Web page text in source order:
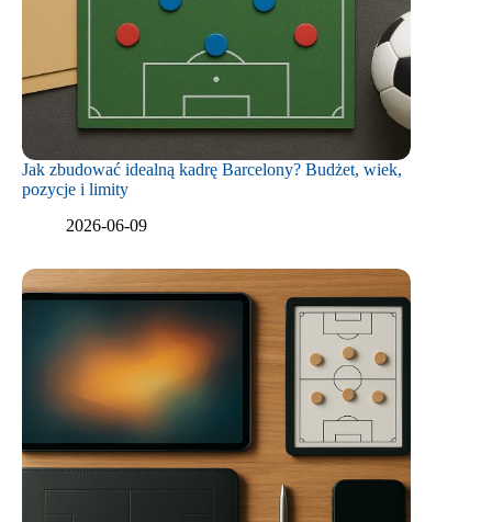
Jak zbudować idealną kadrę Barcelony? Budżet, wiek,
pozycje i limity
2026-06-09